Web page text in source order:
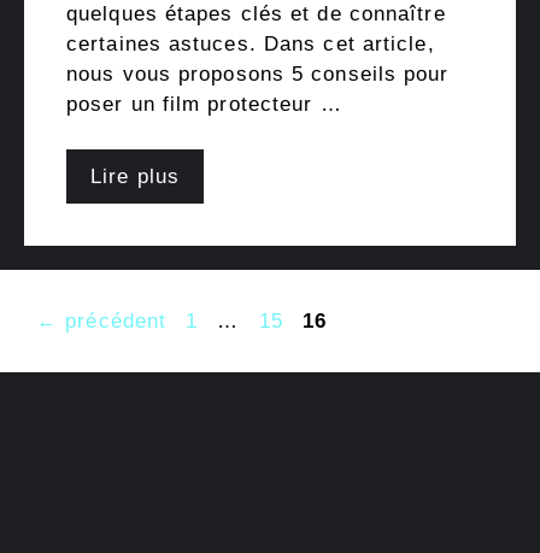
quelques étapes clés et de connaître
certaines astuces. Dans cet article,
nous vous proposons 5 conseils pour
poser un film protecteur …
Lire plus
← précédent Page
1 … Page
15 Page
16